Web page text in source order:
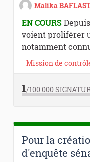
Malika
EN COURS
voient proliférer
notamment
Mission de
1/100 000
Pour la
d'enquête